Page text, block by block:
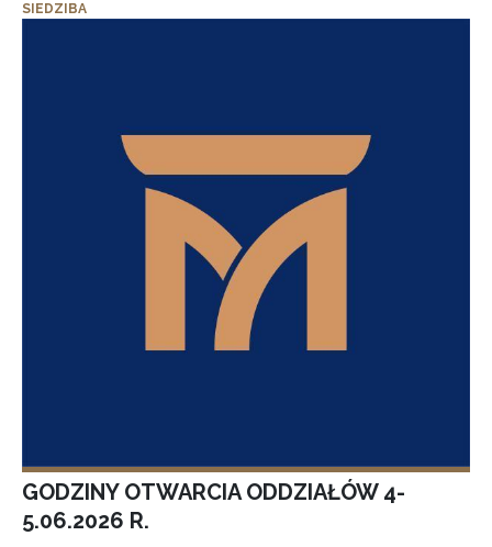
SIEDZIBA
GODZINY OTWARCIA ODDZIAŁÓW 4-
5.06.2026 R.